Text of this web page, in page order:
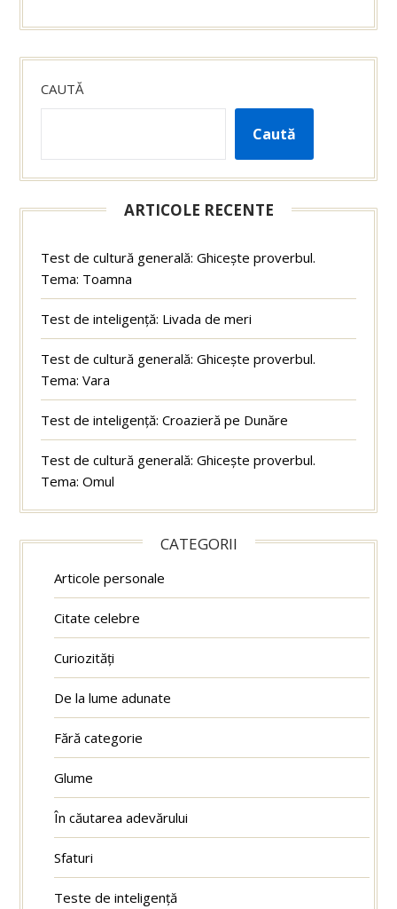
CAUTĂ
Caută
ARTICOLE RECENTE
Test de cultură generală: Ghicește proverbul.
Tema: Toamna
Test de inteligență: Livada de meri
Test de cultură generală: Ghicește proverbul.
Tema: Vara
Test de inteligență: Croazieră pe Dunăre
Test de cultură generală: Ghicește proverbul.
Tema: Omul
CATEGORII
Articole personale
Citate celebre
Curiozități
De la lume adunate
Fără categorie
Glume
În căutarea adevărului
Sfaturi
Teste de inteligență